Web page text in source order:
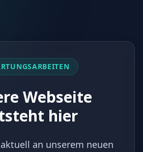
Webseite
hier
an unserem neuen